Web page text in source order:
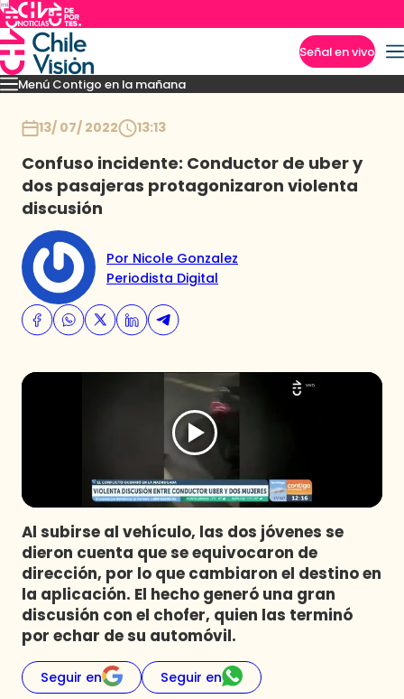
Señal en vivo
Menú Contigo en la mañana
MomentosReportajesDenunciasPolicialPolíticaEspectáculo
13/ 07/ 2022 13:13
Confuso incidente: Conductor de uber y
dos pasajeras protagonizaron violenta
discusión
Por Nicole Gonzalez
Periodista Digital
Al subirse al vehículo, las dos jóvenes se
dieron cuenta que se equivocaron de
dirección, por lo que cambiaron el destino en
la aplicación. El hecho generó una gran
discusión con el chofer, quien las terminó
por echar de su automóvil.
Seguir en Seguir en
Imperdibles
Club De La Comedia
Contigo en Directo
Plan Perfecto
El Tiempo
Sabingo
Todos Los Programas